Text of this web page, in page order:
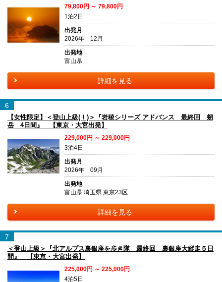
79,800円 ～ 79,800円
1泊2日
出発月
2026年 12月
出発地
富山県
詳細を見る
6
【女性限定】＜登山上級(！)＞『岩稜シリーズ アドバンス 最終回 剱
岳 4日間』 【東京・大宮出発】
229,000円 ～ 229,000円
3泊4日
出発月
2026年 09月
出発地
富山県 埼玉県 東京23区
詳細を見る
7
＜登山上級＞『北アルプス裏銀座を歩き隊 最終回 裏銀座大縦走５日
間』 【東京・大宮出発】
225,000円 ～ 225,000円
4泊5日